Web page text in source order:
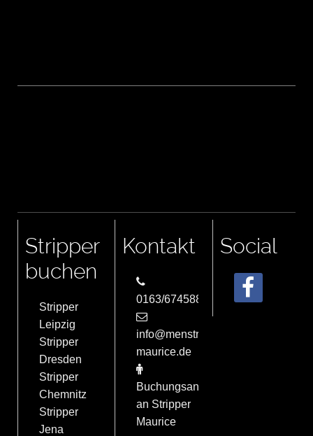
Stripper
buchen
Stripper
Leipzig
Stripper
Dresden
Stripper
Chemnitz
Stripper
Jena
Kontakt
0163/6745884
info@menstrip-
maurice.de
Buchungsanfrage
an Stripper
Maurice
Social